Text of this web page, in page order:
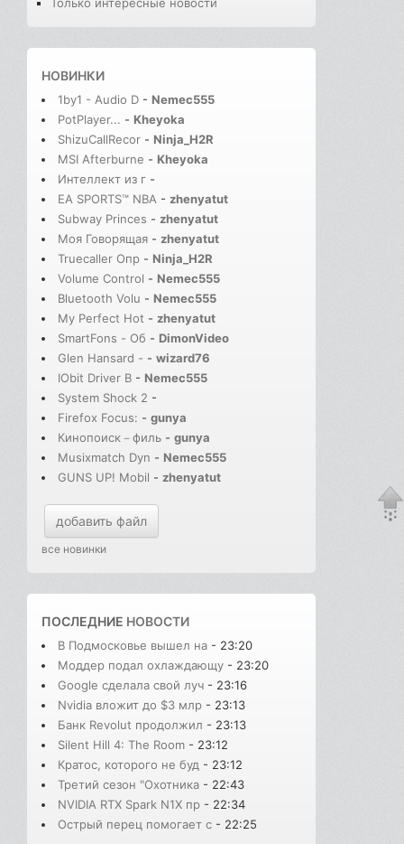
Только интересные новости
НОВИНКИ
1by1 - Audio D - Nemec555
PotPlayer... - Kheyoka
ShizuCallRecor - Ninja_H2R
MSI Afterburne - Kheyoka
Интеллект из г -
EA SPORTS™ NBA - zhenyatut
Subway Princes - zhenyatut
Моя Говорящая - zhenyatut
Truecaller Опр - Ninja_H2R
Volume Control - Nemec555
Bluetooth Volu - Nemec555
My Perfect Hot - zhenyatut
SmartFons - Об - DimonVideo
Glen Hansard - - wizard76
IObit Driver B - Nemec555
System Shock 2 -
Firefox Focus: - gunya
Кинопоиск－филь - gunya
Musixmatch Dyn - Nemec555
GUNS UP! Mobil - zhenyatut
добавить файл
все новинки
ПОСЛЕДНИЕ НОВОСТИ
В Подмосковье вышел на - 23:20
Моддер подал охлаждающу - 23:20
Google сделала свой луч - 23:16
Nvidia вложит до $3 млр - 23:13
Банк Revolut продолжил - 23:13
Silent Hill 4: The Room - 23:12
Кратос, которого не буд - 23:12
Третий сезон "Охотника - 22:43
NVIDIA RTX Spark N1X пр - 22:34
Острый перец помогает с - 22:25